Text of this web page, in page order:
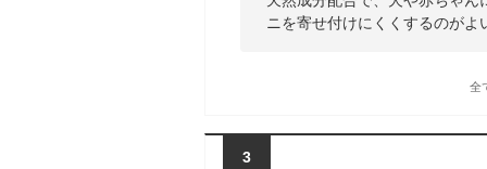
ニを寄せ付けにくくするのが
全
3